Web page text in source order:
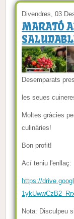
Divendres, 03
MARATÓ
Desemparats
les seues
Moltes gràcies
culinàries!
Bon profit!
Ací teniu l'enllaç:
https://
Nota: Disculpeu